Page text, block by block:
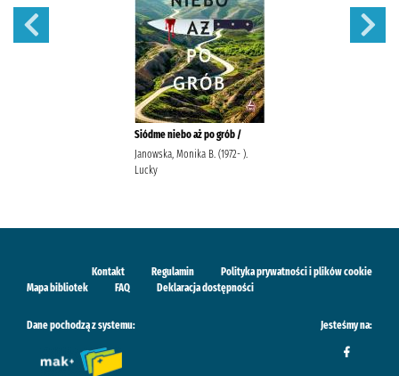
Siódme niebo aż po grób /
Janowska, Monika B. (1972- ).
Lucky
Kontakt Regulamin
Polityka prywatności i plików cookie
Mapa bibliotek
FAQ Deklaracja dostępności
Dane pochodzą z systemu: Jesteśmy na: